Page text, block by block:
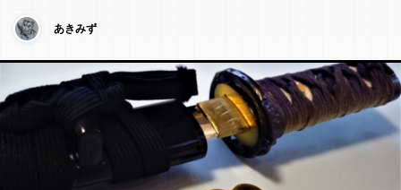
あきみず